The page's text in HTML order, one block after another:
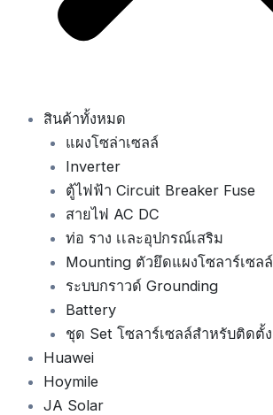
สินค้าทั้งหมด
แผงโซล่าเซลล์
Inverter
ตู้ไฟฟ้า Circuit Breaker Fuse
สายไฟ AC DC
ท่อ ราง เเละอุปกรณ์เสริม
Mounting ตัวยึดแผงโซลาร์เซลล์
ระบบกราวด์ Grounding
Battery
ชุด Set โซลาร์เซลล์สำหรับติดตั้ง
Huawei
Hoymile
JA Solar